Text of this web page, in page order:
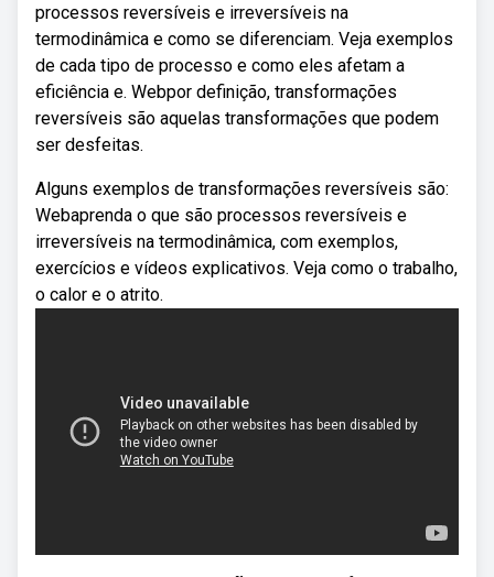
processos reversíveis e irreversíveis na
termodinâmica e como se diferenciam. Veja exemplos
de cada tipo de processo e como eles afetam a
eficiência e. Webpor definição, transformações
reversíveis são aquelas transformações que podem
ser desfeitas.
Alguns exemplos de transformações reversíveis são:
Webaprenda o que são processos reversíveis e
irreversíveis na termodinâmica, com exemplos,
exercícios e vídeos explicativos. Veja como o trabalho,
o calor e o atrito.